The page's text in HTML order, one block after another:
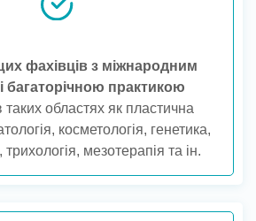
фахівців з міжнародним
багаторічною практикою
областях як пластична
косметологія, генетика,
трихологія, мезотерапія та ін.